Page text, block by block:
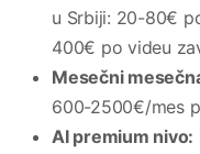
u Srbiji: 20-80€
400€ po videu
Mesečni
600-2500€/mes
AI premium nivo: